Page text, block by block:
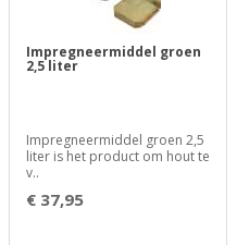
Impregneermiddel groen
2,5 liter
Impregneermiddel groen 2,5
liter is het product om hout te
v..
€ 37,95